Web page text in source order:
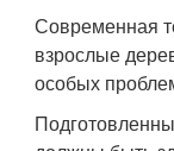
Современная
взрослые
особых